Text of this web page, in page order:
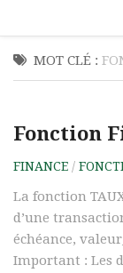
MOT CLÉ :
Fonction
FINANCE /
La fonction
d’une
échéance,
Important : Les